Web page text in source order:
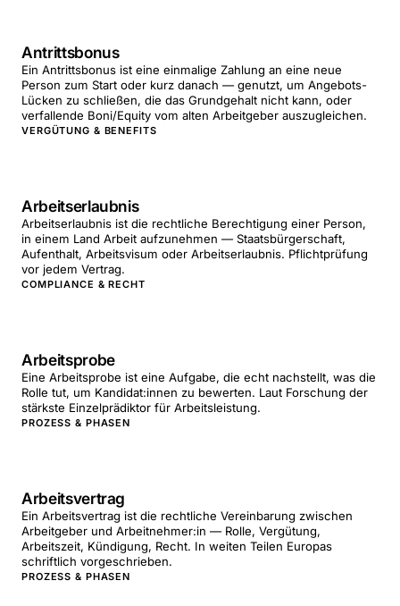
Antrittsbonus
Ein Antrittsbonus ist eine einmalige Zahlung an eine neue
Person zum Start oder kurz danach — genutzt, um Angebots-
Lücken zu schließen, die das Grundgehalt nicht kann, oder
verfallende Boni/Equity vom alten Arbeitgeber auszugleichen.
VERGÜTUNG & BENEFITS
Arbeitserlaubnis
Arbeitserlaubnis ist die rechtliche Berechtigung einer Person,
in einem Land Arbeit aufzunehmen — Staatsbürgerschaft,
Aufenthalt, Arbeitsvisum oder Arbeitserlaubnis. Pflichtprüfung
vor jedem Vertrag.
COMPLIANCE & RECHT
Arbeitsprobe
Eine Arbeitsprobe ist eine Aufgabe, die echt nachstellt, was die
Rolle tut, um Kandidat:innen zu bewerten. Laut Forschung der
stärkste Einzelprädiktor für Arbeitsleistung.
PROZESS & PHASEN
Arbeitsvertrag
Ein Arbeitsvertrag ist die rechtliche Vereinbarung zwischen
Arbeitgeber und Arbeitnehmer:in — Rolle, Vergütung,
Arbeitszeit, Kündigung, Recht. In weiten Teilen Europas
schriftlich vorgeschrieben.
PROZESS & PHASEN